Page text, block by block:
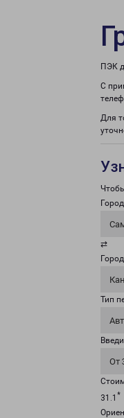
ПЭК
С
Для
⇄
Тип
От
31.1 *